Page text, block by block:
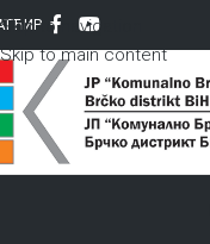
Skip to navigation
Skip to main content
ЋИР